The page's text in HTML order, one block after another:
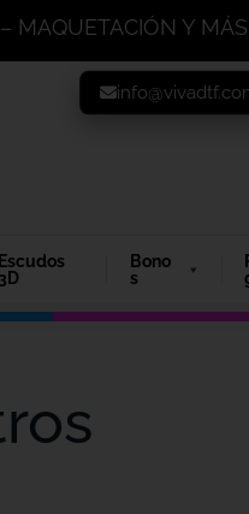
MAQUETACIÓN Y MÁS
Escudos
3D
Bono
s